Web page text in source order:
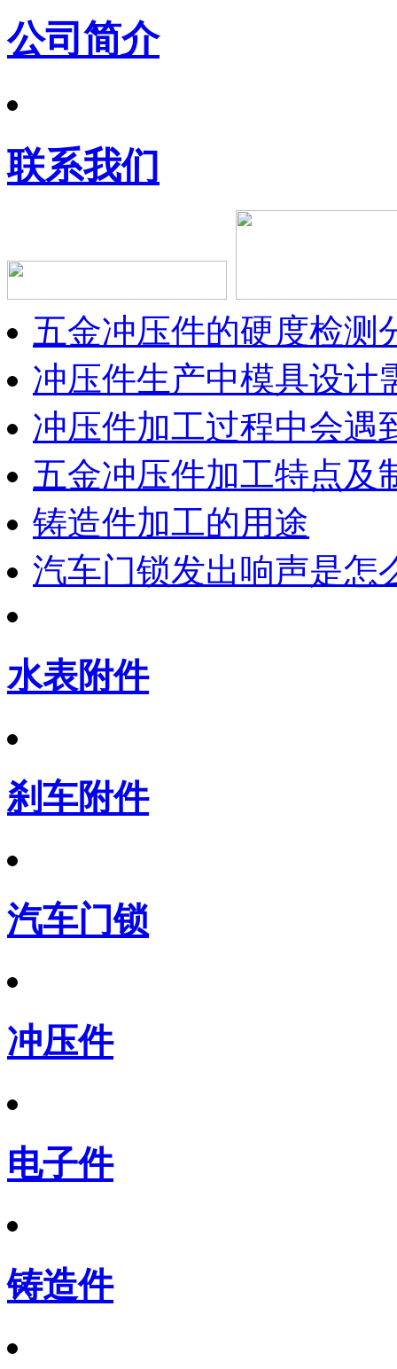
公司简介
联系我们
五金冲压件的硬度检测
冲压件生产中模具设计
冲压件加工过程中会遇
五金冲压件加工特点及
铸造件加工的用途
汽车门锁发出响声是怎
水表附件
刹车附件
汽车门锁
冲压件
电子件
铸造件